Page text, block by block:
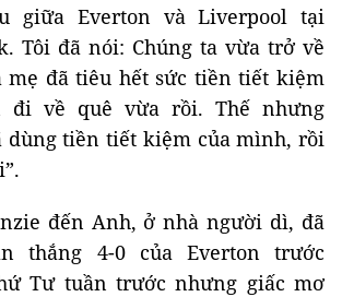
giữa Everton và Liverpool tại
Tôi đã nói: Chúng ta vừa trở về
mẹ đã tiêu hết sức tiền tiết kiệm
đi về quê vừa rồi. Thế nhưng
dùng tiền tiết kiệm của mình, rồi
đến Anh, ở nhà người dì, đã
thắng 4-0 của Everton trước
Tư tuần trước nhưng giấc mơ